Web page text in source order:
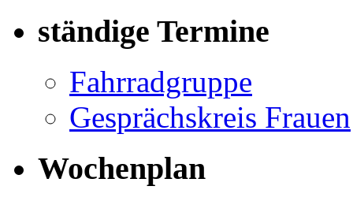
ständige Termine
Fahrradgruppe
Gesprächskreis Frauen
Wochenplan